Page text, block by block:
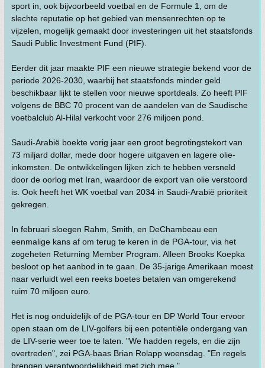
sport in, ook bijvoorbeeld voetbal en de Formule 1, om de
slechte reputatie op het gebied van mensenrechten op te
vijzelen, mogelijk gemaakt door investeringen uit het staatsfonds
Saudi Public Investment Fund (PIF).
Eerder dit jaar maakte PIF een nieuwe strategie bekend voor de
periode 2026-2030, waarbij het staatsfonds minder geld
beschikbaar lijkt te stellen voor nieuwe sportdeals. Zo heeft PIF
volgens de BBC 70 procent van de aandelen van de Saudische
voetbalclub Al-Hilal verkocht voor 276 miljoen pond.
Saudi-Arabië boekte vorig jaar een groot begrotingstekort van
73 miljard dollar, mede door hogere uitgaven en lagere olie-
inkomsten. De ontwikkelingen lijken zich te hebben versneld
door de oorlog met Iran, waardoor de export van olie verstoord
is. Ook heeft het WK voetbal van 2034 in Saudi-Arabië prioriteit
gekregen.
In februari sloegen Rahm, Smith, en DeChambeau een
eenmalige kans af om terug te keren in de PGA-tour, via het
zogeheten Returning Member Program. Alleen Brooks Koepka
besloot op het aanbod in te gaan. De 35-jarige Amerikaan moest
naar verluidt wel een reeks boetes betalen van omgerekend
ruim 70 miljoen euro.
Het is nog onduidelijk of de PGA-tour en DP World Tour ervoor
open staan om de LIV-golfers bij een potentiële ondergang van
de LIV-serie weer toe te laten. "We hadden regels, en die zijn
overtreden", zei PGA-baas Brian Rolapp woensdag. "En regels
brengen verantwoordelijkheid met zich mee."